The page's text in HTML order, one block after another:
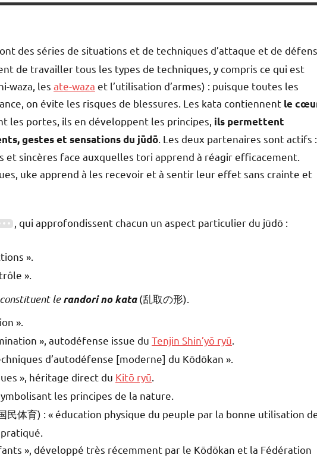
des séries de situations et de techniques d’attaque et de
de travailler tous les types de techniques, y compris ce qui est
waza, les ate-waza et l’utilisation d’armes) : puisque toutes les
on évite les risques de blessures. Les kata contiennent le
les portes, ils en développent les principes, ils permettent
gestes et sensations du jūdō . Les deux partenaires sont actifs :
sincères face auxquelles tori apprend à réagir efficacement.
uke apprend à les recevoir et à sentir leur effet sans crainte et
, qui approfondissent chacun un aspect particulier du jūdō :
».
».
lerandori no kata(乱取の形).
».
», autodéfense issue du Tenjin Shin’yō ryū
d’autodéfense [moderne] du Kōdōkan ».
», héritage direct du Kitō ryū
les principes de la nature.
民体育) : « éducation physique du peuple par la bonne utilisation
», développé très récemment par le Kōdōkan et la Fédération